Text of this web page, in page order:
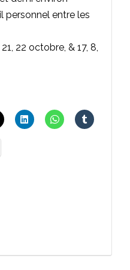
personnel entre les
22 octobre, & 17, 8,